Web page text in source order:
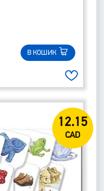
В КОШИК
12.15
CAD